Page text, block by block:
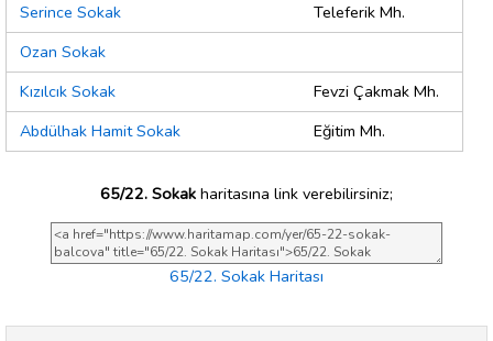
Serince Sokak
Teleferik Mh.
Ozan Sokak
Kızılcık Sokak
Fevzi Çakmak Mh.
Abdülhak Hamit Sokak
Eğitim Mh.
65/22. Sokak haritasına link verebilirsiniz;
65/22. Sokak Haritası